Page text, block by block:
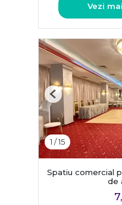
Vezi
1 /15
Previous
Spatiu comercial
de